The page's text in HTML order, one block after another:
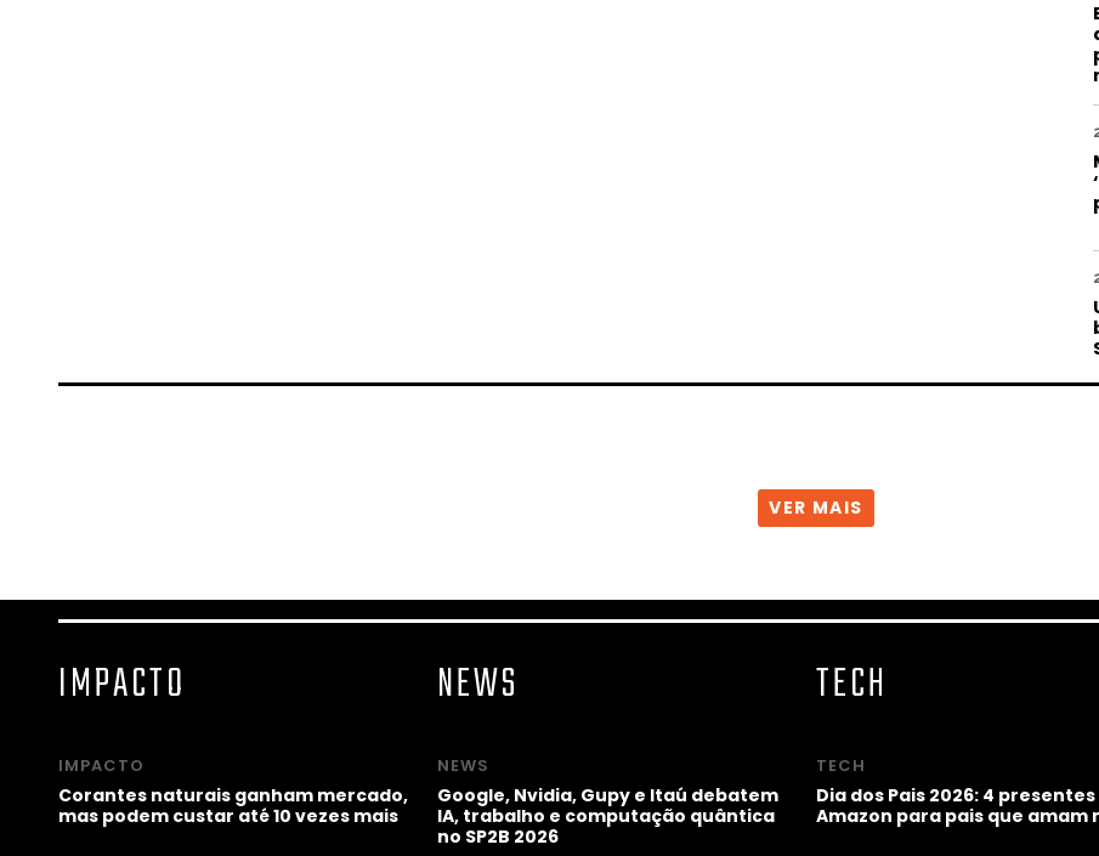
VER MAIS
IMPACTO
IMPACTO
Corantes naturais ganham mercado,
mas podem custar até 10 vezes mais
NEWS
NEWS
Google, Nvidia, Gupy e Itaú debatem
IA, trabalho e computação quântica
no SP2B 2026
TECH
TECH
Dia dos Pais 2026: 4
Amazon para pais que amam